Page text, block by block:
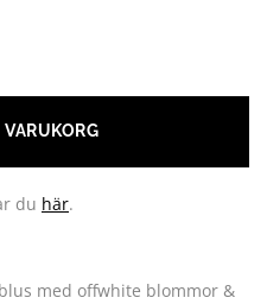
FLOWER MÄNGD
du här.
med offwhite blommor &